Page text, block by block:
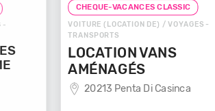
CHEQUE-VACANCES CLASSIC
VOITURE (LOCATION DE) / VOYAGES -
TRANSPORTS
LOCATION VANS
AMÉNAGÉS
20213 Penta Di Casinca